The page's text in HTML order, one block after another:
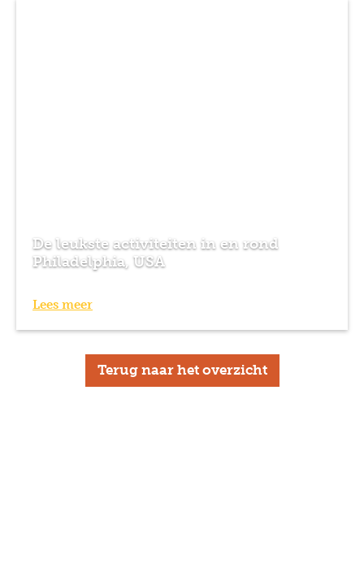
De leukste activiteiten in en rond
Philadelphia, USA
Lees meer
Terug naar het overzicht